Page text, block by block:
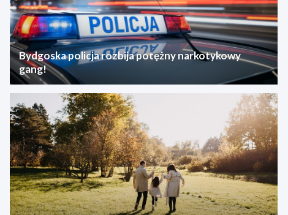
Bydgoska policja rozbija potężny narkotykowy
gang!